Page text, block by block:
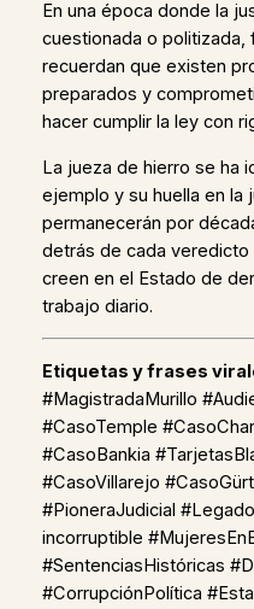
En una época donde la
cuestionada o politizada,
recuerdan que existen
preparados y
hacer cumplir la ley con
La jueza de hierro se ha
ejemplo y su huella en la
permanecerán por
detrás de cada
creen en el Estado de
trabajo diario.
Etiquetas y frases
#MagistradaMurillo
#CasoTemple
#CasoBankia
#CasoVillarejo
#PioneraJudicial
incorruptible
#SentenciasHistóricas
#CorrupciónPolítica